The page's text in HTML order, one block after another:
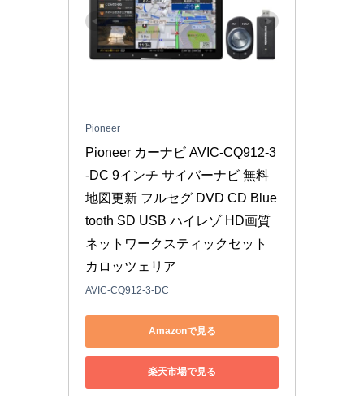
Pioneer
Pioneer カーナビ AVIC-CQ912-3
-DC 9インチ サイバーナビ 無料
地図更新 フルセグ DVD CD Blue
tooth SD USB ハイレゾ HD画質
ネットワークスティックセット
カロッツェリア
AVIC-CQ912-3-DC
Amazonで見る
楽天市場で見る